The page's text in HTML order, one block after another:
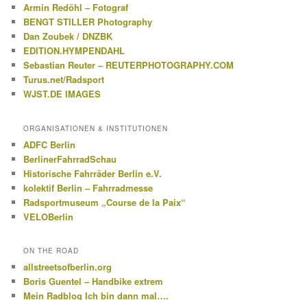
Armin Redöhl – Fotograf
BENGT STILLER Photography
Dan Zoubek / DNZBK
EDITION.HYMPENDAHL
Sebastian Reuter – REUTERPHOTOGRAPHY.COM
Turus.net/Radsport
WJST.DE IMAGES
ORGANISATIONEN & INSTITUTIONEN
ADFC Berlin
BerlinerFahrradSchau
Historische Fahrräder Berlin e.V.
kolektif Berlin – Fahrradmesse
Radsportmuseum „Course de la Paix“
VELOBerlin
ON THE ROAD
allstreetsofberlin.org
Boris Guentel – Handbike extrem
Mein Radblog Ich bin dann mal….